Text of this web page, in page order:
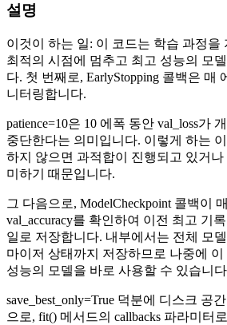
설명
이것이 하는 일: 이 코드는 학습 과정을
최적의 시점에 멈추고 최고 성능의 모
다. 첫 번째로, EarlyStopping 콜백은 매
니터링합니다.
patience=10은 10 에폭 동안 val_loss가
중단한다는 의미입니다. 이렇게 하는
하지 않으면 과적합이 진행되고 있거나
미하기 때문입니다.
그 다음으로, ModelCheckpoint 콜백이
val_accuracy를 확인하여 이전 최고 기
일로 저장합니다. 내부에서는 전체 모
마이저 상태까지 저장하므로 나중에
성능의 모델을 바로 사용할 수 있습니
save_best_only=True 덕분에 디스크 공
으로, fit() 메서드의 callbacks 파라미터